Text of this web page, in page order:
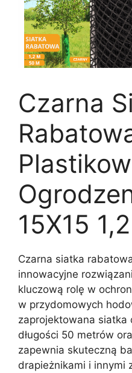
Czarna
15X15
Czarna siatka
innowacyjne
kluczową rolę w
w przydomowych
zaprojektowana siatka
długości 50 metrów
zapewnia skuteczną
drapieżnikami i innymi